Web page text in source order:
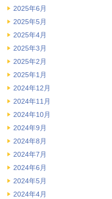
2025年6月
2025年5月
2025年4月
2025年3月
2025年2月
2025年1月
2024年12月
2024年11月
2024年10月
2024年9月
2024年8月
2024年7月
2024年6月
2024年5月
2024年4月